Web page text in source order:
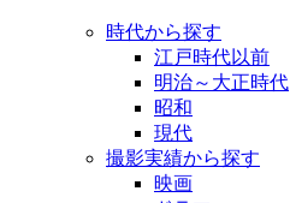
時代から探す
江戸時代以前
明治～大正時代
昭和
現代
撮影実績から探す
映画